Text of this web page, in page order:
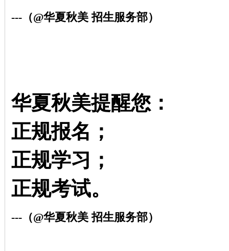
--- （@华夏秋美 招生服务部）
华夏秋美提醒您：
正规报名；
正规学习；
正规考试。
---（@华夏秋美 招生服务部）